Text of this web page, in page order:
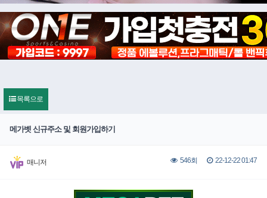
목록으로
메가벳 신규주소 및 회원가입하기
매니저 546회 22-12-22 01:47